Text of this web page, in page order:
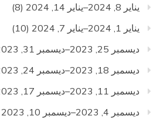
يناير 8, 2024–يناير 14, 2024
(8)
يناير 1, 2024–يناير 7, 2024
(10)
ديسمبر 25, 2023–ديسمبر 31, 2023
ديسمبر 18, 2023–ديسمبر 24, 2023
ديسمبر 11, 2023–ديسمبر 17, 2023
ديسمبر 4, 2023–ديسمبر 10, 2023